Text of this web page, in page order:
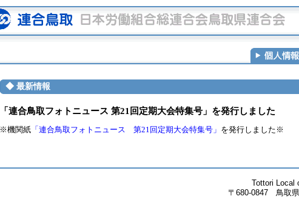
◆ 最新情報
「連合鳥取フォトニュース 第21回定期大会特集号」を発行しました
※機関紙 「連合鳥取フォトニュース 第21回定期大会特集号」 を発行しました※
Tottori Local
〒680-0847 鳥取